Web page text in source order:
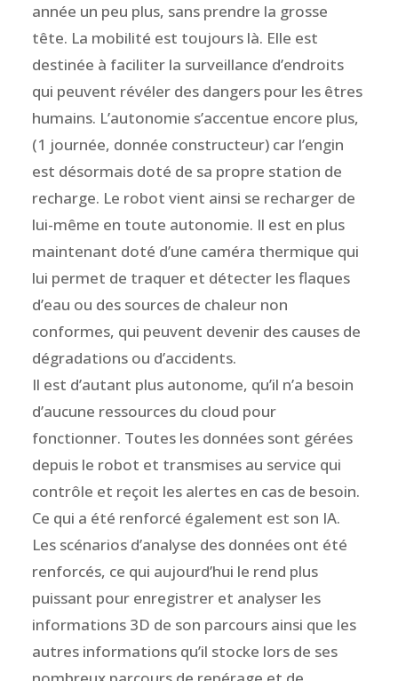
année un peu plus, sans prendre la grosse
tête. La mobilité est toujours là. Elle est
destinée à faciliter la surveillance d’endroits
qui peuvent révéler des dangers pour les êtres
humains. L’autonomie s’accentue encore plus,
(1 journée, donnée constructeur) car l’engin
est désormais doté de sa propre station de
recharge. Le robot vient ainsi se recharger de
lui-même en toute autonomie. Il est en plus
maintenant doté d’une caméra thermique qui
lui permet de traquer et détecter les flaques
d’eau ou des sources de chaleur non
conformes, qui peuvent devenir des causes de
dégradations ou d’accidents.
Il est d’autant plus autonome, qu’il n’a besoin
d’aucune ressources du cloud pour
fonctionner. Toutes les données sont gérées
depuis le robot et transmises au service qui
contrôle et reçoit les alertes en cas de besoin.
Ce qui a été renforcé également est son IA.
Les scénarios d’analyse des données ont été
renforcés, ce qui aujourd’hui le rend plus
puissant pour enregistrer et analyser les
informations 3D de son parcours ainsi que les
autres informations qu’il stocke lors de ses